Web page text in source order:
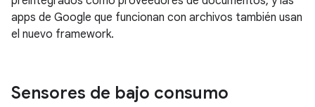
apps de Google que funcionan con archivos también usan
el nuevo framework.
Sensores de bajo consumo